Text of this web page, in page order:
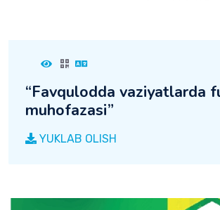
“Fаvqulоddа vаziyatlаrdа
muhоfаzаsi”
YUKLAB OLISH